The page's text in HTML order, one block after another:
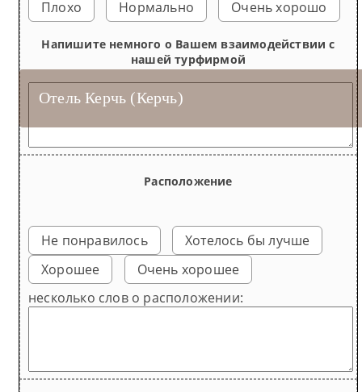
Отель Керчь (Керчь)
Люкс 2-местный 2-комнатный
Полулюкс 2-местный 1-комнатный
Стандарт 2-местный 1-комнатный
Улучшенный 2-местный 1-комнатный
Плохо Нормально Очень хорошо
Напишите немного о Вашем взаимодействии с
нашей турфирмой
Расположение
Не понравилось
Хотелось бы лучше
Хорошее
Очень хорошее
несколько слов о расположении: